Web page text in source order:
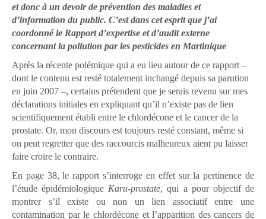
et donc à un devoir de prévention des maladies et
d’information du public. C’est dans cet esprit que j’ai
coordonné le Rapport d’expertise et d’audit externe
concernant la pollution par les pesticides en Martinique
Après la récente polémique qui a eu lieu autour de ce rapport –
dont le contenu est resté totalement inchangé depuis sa parution
en juin 2007 –, certains prétendent que je serais revenu sur mes
déclarations initiales en expliquant qu’il n’existe pas de lien
scientifiquement établi entre le chlordécone et le cancer de la
prostate. Or, mon discours est toujours resté constant, même si
on peut regretter que des raccourcis malheureux aient pu laisser
faire croire le contraire.
En page 38, le rapport s’interroge en effet sur la pertinence de
l’étude épidémiologique Karu-prostate, qui a pour objectif de
montrer s’il existe ou non un lien associatif entre une
contamination par le chlordécone et l’apparition des cancers de